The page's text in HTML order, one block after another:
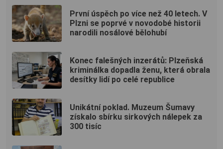
První úspěch po více než 40 letech. V
Plzni se poprvé v novodobé historii
narodili nosálové bělohubí
Konec falešných inzerátů: Plzeňská
kriminálka dopadla ženu, která obrala
desítky lidí po celé republice
Unikátní poklad. Muzeum Šumavy
získalo sbírku sirkových nálepek za
300 tisíc